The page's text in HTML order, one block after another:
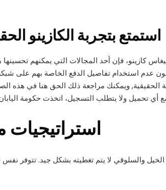
استمتع بتجربة الكازينو
كازينو، فإن أحد المجالات التي يمكنهم تحسينها
عدم استخدام تفاصيل الدفع الخاصة بهم على
الحقيقية, ويمكنك مراجعة ذلك الحق هنا في هذه
استراتيجيات
والسلوقي لا يتم تغطيته بشكل جيد. تتوفر نفس